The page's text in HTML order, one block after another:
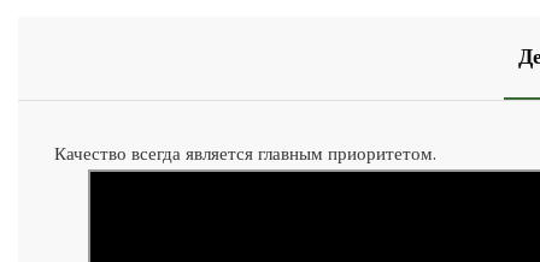
Качество всегда является главным приоритетом.